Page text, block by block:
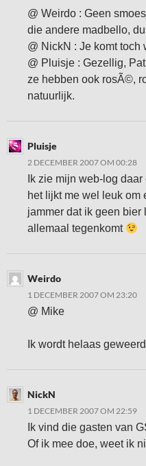
@ Weirdo : Geen
die andere madbello,
@ NickN : Je komt toch
@ Pluisje : Gezellig,
ze hebben ook rosÃ©,
natuurlijk.
Pluisje
2 DECEMBER 2007 OM 00:28
Ik zie mijn web-log
het lijkt me wel leuk om
jammer dat ik geen
allemaal tegenkomt
Weirdo
1 DECEMBER 2007 OM 23:20
@ Mike
Ik wordt helaas
NickN
1 DECEMBER 2007 OM 22:59
Ik vind die gasten van
Of ik mee doe, weet ik